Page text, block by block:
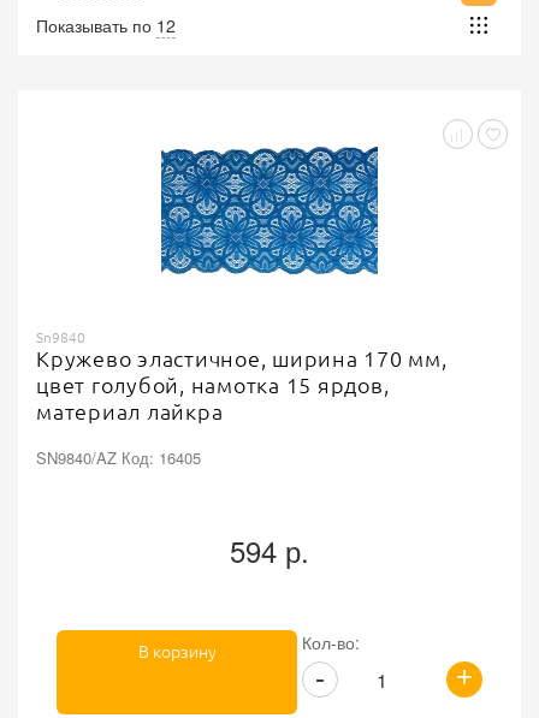
Показывать по 12
Sn9840
Кружево эластичное, ширина 170 мм,
цвет голубой, намотка 15 ярдов,
материал лайкра
SN9840/AZ Код: 16405
594 р.
Кол-во:
+
-
В корзину